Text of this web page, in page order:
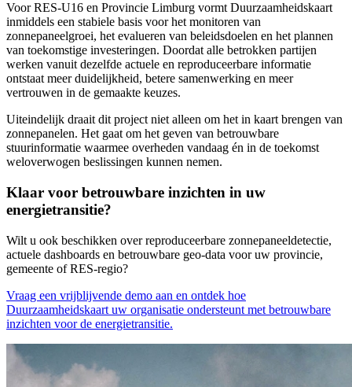
Voor RES-U16 en Provincie Limburg vormt Duurzaamheidskaart
inmiddels een stabiele basis voor het monitoren van
zonnepaneelgroei, het evalueren van beleidsdoelen en het plannen
van toekomstige investeringen. Doordat alle betrokken partijen
werken vanuit dezelfde actuele en reproduceerbare informatie
ontstaat meer duidelijkheid, betere samenwerking en meer
vertrouwen in de gemaakte keuzes.
Uiteindelijk draait dit project niet alleen om het in kaart brengen van
zonnepanelen. Het gaat om het geven van betrouwbare
stuurinformatie waarmee overheden vandaag én in de toekomst
weloverwogen beslissingen kunnen nemen.
Klaar voor betrouwbare inzichten in uw
energietransitie?
Wilt u ook beschikken over reproduceerbare zonnepaneeldetectie,
actuele dashboards en betrouwbare geo-data voor uw provincie,
gemeente of RES-regio?
Vraag een vrijblijvende demo aan en ontdek hoe
Duurzaamheidskaart uw organisatie ondersteunt met betrouwbare
inzichten voor de energietransitie.